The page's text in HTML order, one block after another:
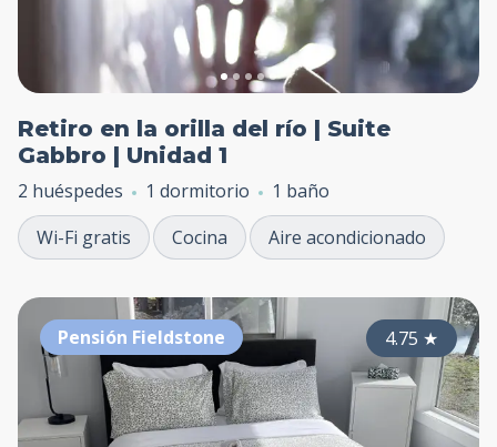
Retiro en la orilla del río | Suite
Gabbro | Unidad 1
2 huéspedes 1 dormitorio
1 baño
Wi-Fi gratis
Cocina Aire acondicionado
Pensión Fieldstone 4.75 ★